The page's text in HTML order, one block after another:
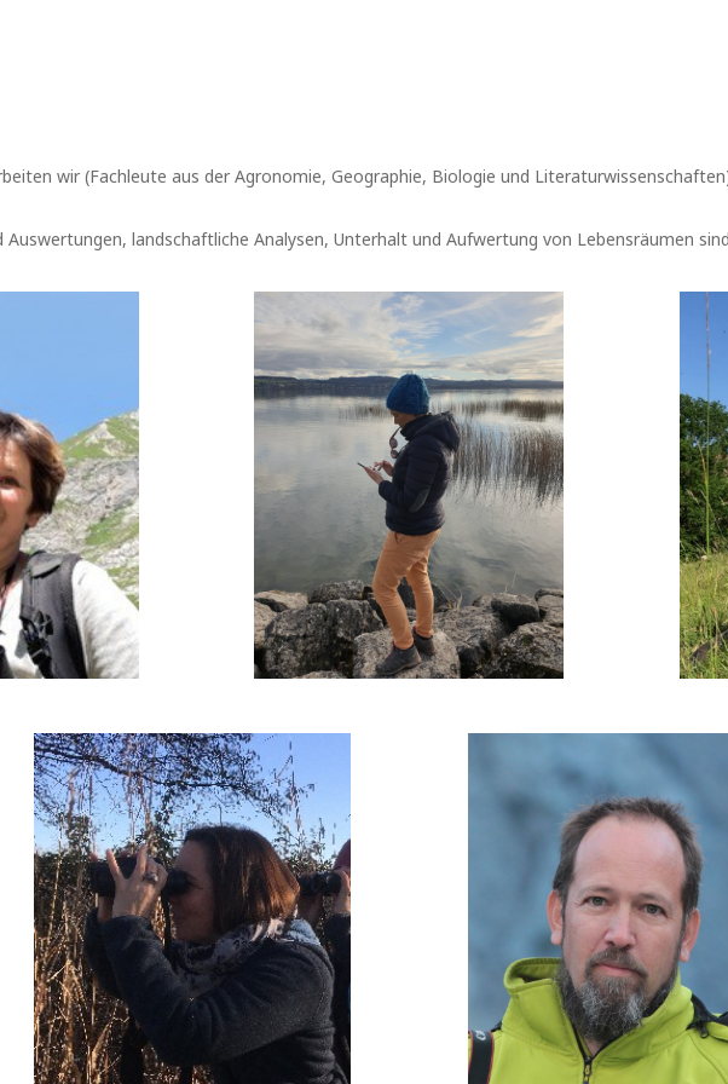
wir (Fachleute aus der Agronomie, Geographie, Biologie und
Auswertungen, landschaftliche Analysen, Unterhalt und Aufwertung von Lebensräumen